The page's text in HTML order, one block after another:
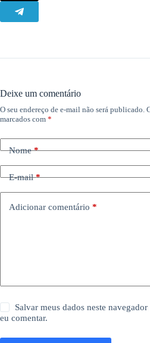
Deixe um comentário
O seu endereço de e-mail não será publicado.
marcados com *
Nome*
E-mail*
Adicionar comentário *
Salvar meus dados neste
eu comentar.